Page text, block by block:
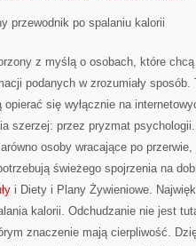
przewodnik po spalaniu kalorii
z myślą o osobach, które
podanych w zrozumiały sposób.
się wyłącznie na
szerzej: przez pryzmat
osoby wracające po
świeżego spojrzenia na
i Diety i Plany Żywieniowe.
kalorii. Odchudzanie nie jest
znaczenie mają cierpliwość.